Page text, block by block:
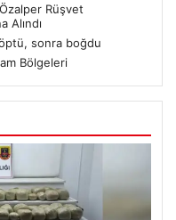
Rüşvet
Alındı
sonra boğdu
Bölgeleri